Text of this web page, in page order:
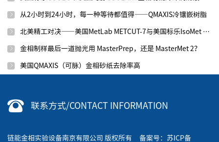
从2小时到24小时，每一种等待都值得——QMAXIS冷镶嵌树脂
北美精工对决——美国MetLab METCUT-7与美国标乐IsoMet 1000
金相制样最后一道抛光用 MasterPrep，还是 MasterMet 2？
美国QMAXIS（可脉）金相砂纸去除率高
联系方式/CONTACT INFORMATION
链能金相实验设备南京有限公司 版权所有 备案号： 苏ICP备